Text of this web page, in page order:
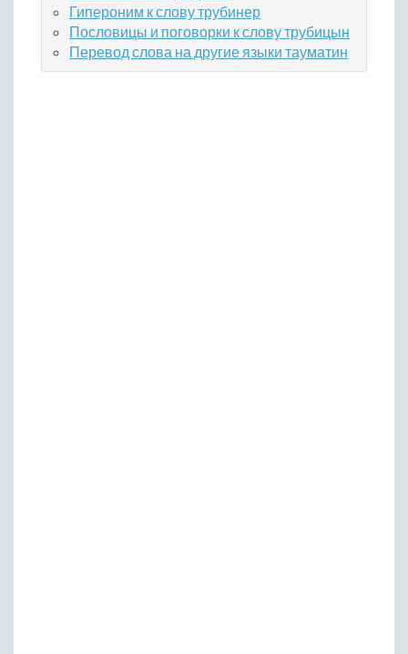
Гипероним к слову трубинер
Пословицы и поговорки к слову трубицын
Перевод слова на другие языки тауматин